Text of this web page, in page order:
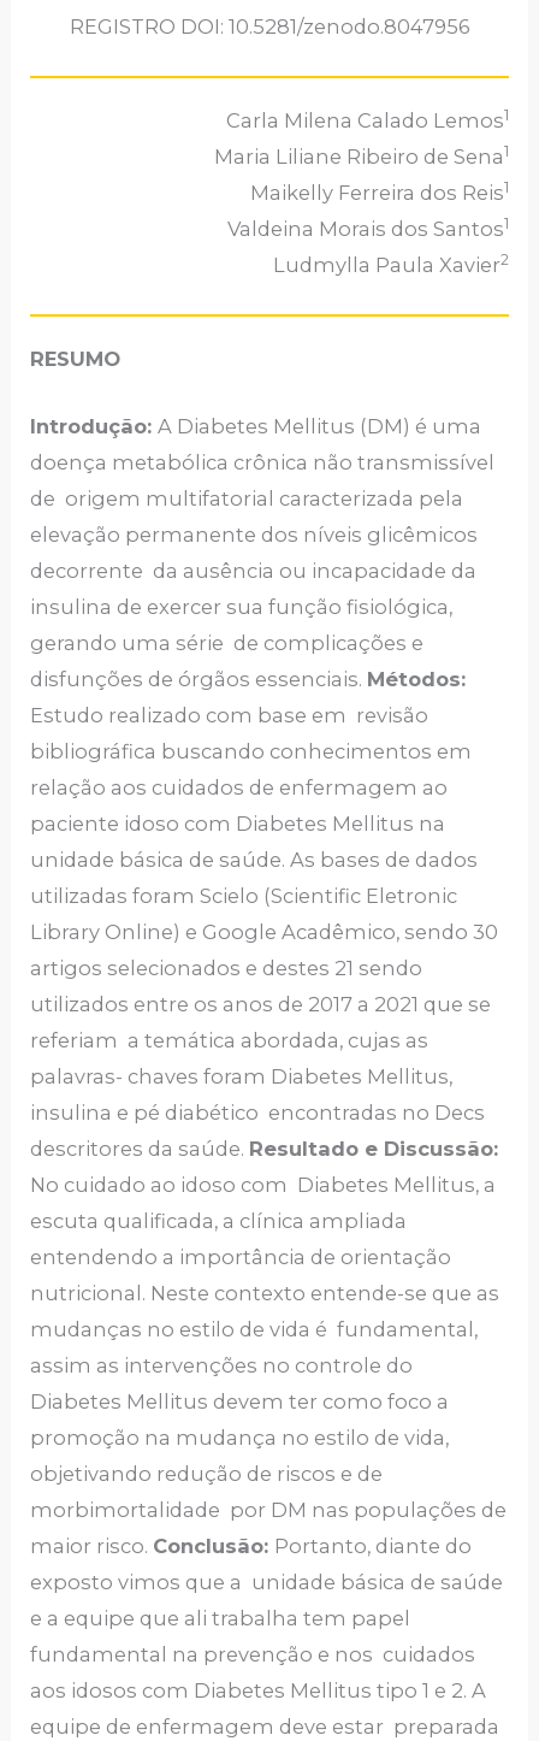
REGISTRO DOI: 10.5281/zenodo.8047956
Carla Milena Calado Lemos1
Maria Liliane Ribeiro de Sena1
Maikelly Ferreira dos Reis1
Valdeina Morais dos Santos1
Ludmylla Paula Xavier2
RESUMO
Introdução:A Diabetes Mellitus (DM) é uma
doença metabólica crônica não transmissível
de origem multifatorial caracterizada pela
elevação permanente dos níveis glicêmicos
decorrente da ausência ou incapacidade da
insulina de exercer sua função fisiológica,
gerando uma série de complicações e
disfunções de órgãos essenciais. Métodos:
Estudo realizado com base em revisão
bibliográfica buscando conhecimentos em
relação aos cuidados de enfermagem ao
paciente idoso com Diabetes Mellitus na
unidade básica de saúde. As bases de dados
utilizadas foram Scielo (Scientific Eletronic
Library Online) e Google Acadêmico, sendo 30
artigos selecionados e destes 21 sendo
utilizados entre os anos de 2017 a 2021 que se
referiam a temática abordada, cujas as
palavras- chaves foram Diabetes Mellitus,
insulina e pé diabético encontradas no Decs
descritores da saúde. Resultado e Discussão:
No cuidado ao idoso com Diabetes Mellitus, a
escuta qualificada, a clínica ampliada
entendendo a importância de orientação
nutricional. Neste contexto entende-se que as
mudanças no estilo de vida é fundamental,
assim as intervenções no controle do
Diabetes Mellitus devem ter como foco a
promoção na mudança no estilo de vida,
objetivando redução de riscos e de
morbimortalidade por DM nas populações de
maior risco. Conclusão: Portanto, diante do
exposto vimos que a unidade básica de saúde
e a equipe que ali trabalha tem papel
fundamental na prevenção e nos cuidados
aos idosos com Diabetes Mellitus tipo 1 e 2. A
equipe de enfermagem deve estar preparada